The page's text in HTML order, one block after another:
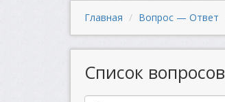
Главная Вопрос — Ответ
Список вопросов